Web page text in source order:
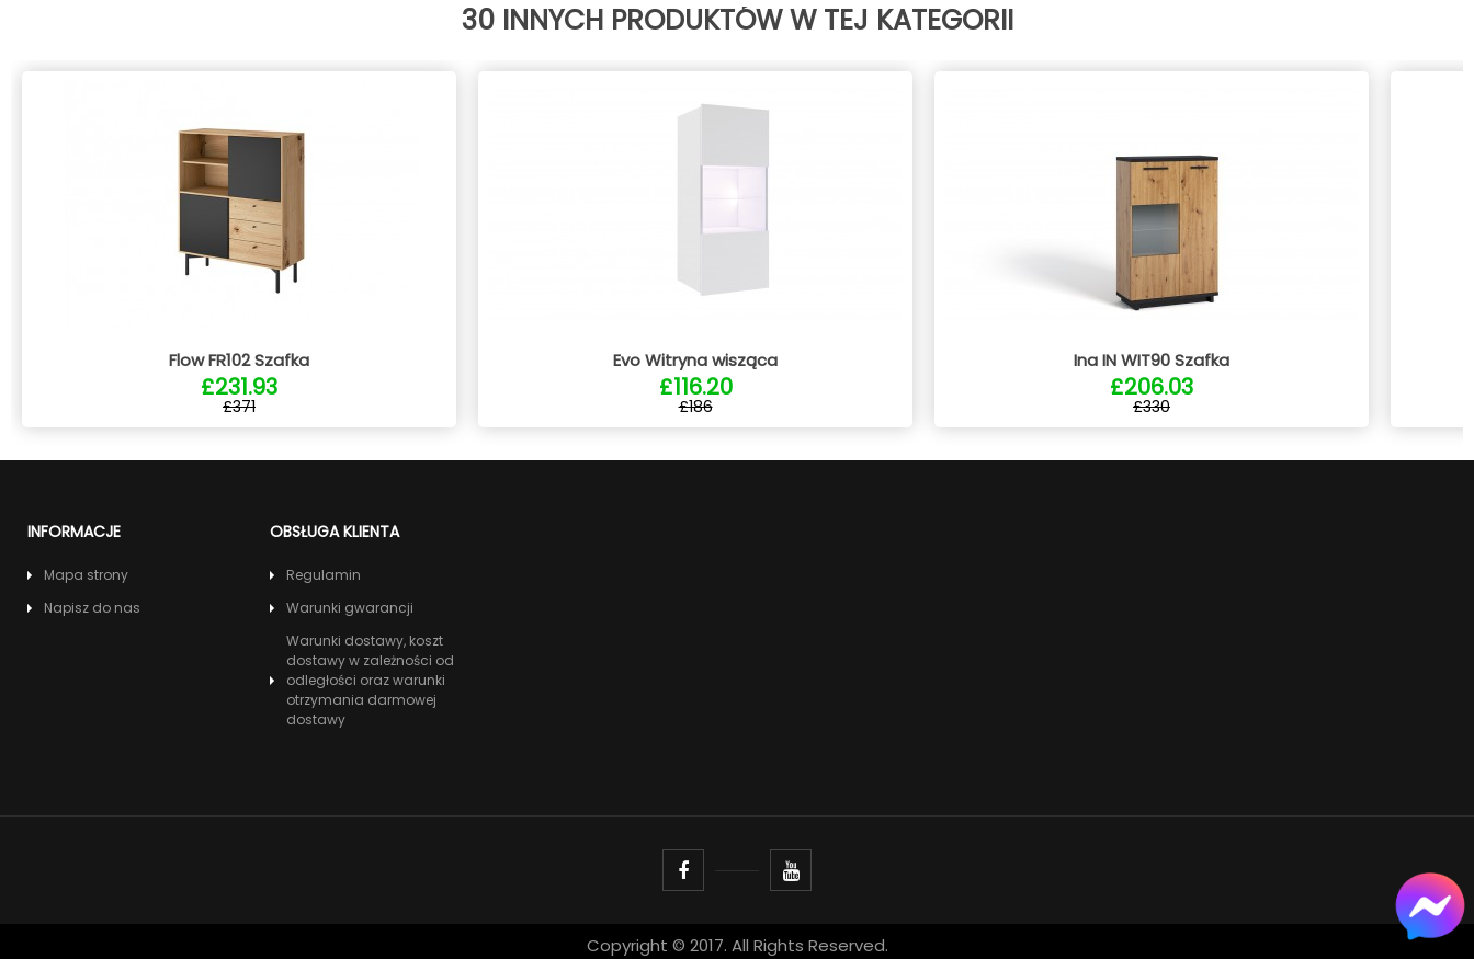
30 INNYCH PRODUKTÓW W TEJ KATEGORII
Flow FR102 Szafka
£231.93
£371
Evo Witryna wisząca
£116.20
£186
Ina IN WIT90 Szafka
£206.03
£330
INFORMACJE
Mapa strony
Napisz do nas
OBSŁUGA KLIENTA
Regulamin
Warunki gwarancji
Warunki dostawy, koszt
dostawy w zależności od
odległości oraz warunki
otrzymania darmowej
dostawy
Copyright © 2017. All Rights Reserved.